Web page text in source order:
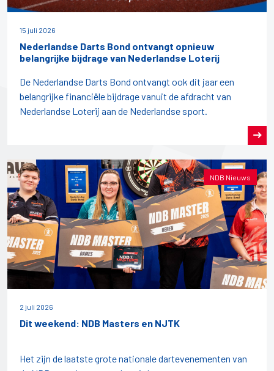
15 juli 2026
Nederlandse Darts Bond ontvangt opnieuw
belangrijke bijdrage van Nederlandse Loterij
De Nederlandse Darts Bond ontvangt ook dit jaar een
belangrijke financiële bijdrage vanuit de afdracht van
Nederlandse Loterij aan de Nederlandse sport.
NDB Nieuws
2 juli 2026
Dit weekend: NDB Masters en NJTK
Het zijn de laatste grote nationale dartevenementen van